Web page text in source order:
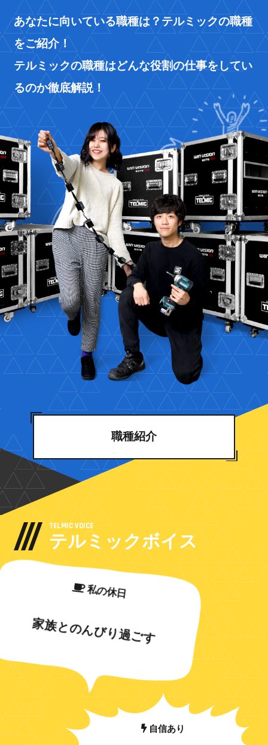
あなたに向いている職種は？テルミックの職種
をご紹介！
テルミックの職種はどんな役割の仕事をしてい
るのか徹底解説！
職種紹介
TELMIC VOICE
テルミックボイス
私の休日
家族とのんびり過ごす